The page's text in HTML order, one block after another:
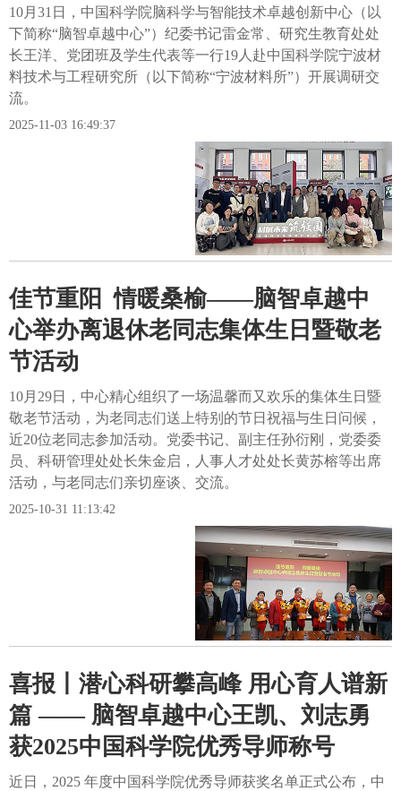
10月31日，中国科学院脑科学与智能技术卓越创新中心（以
下简称“脑智卓越中心”）纪委书记雷金常、研究生教育处处
长王洋、党团班及学生代表等一行19人赴中国科学院宁波材
料技术与工程研究所（以下简称“宁波材料所”）开展调研交
流。
2025-11-03 16:49:37
佳节重阳 情暖桑榆——脑智卓越中
心举办离退休老同志集体生日暨敬老
节活动
10月29日，中心精心组织了一场温馨而又欢乐的集体生日暨
敬老节活动，为老同志们送上特别的节日祝福与生日问候，
近20位老同志参加活动。党委书记、副主任孙衍刚，党委委
员、科研管理处处长朱金启，人事人才处处长黄苏榕等出席
活动，与老同志们亲切座谈、交流。
2025-10-31 11:13:42
喜报丨潜心科研攀高峰 用心育人谱新
篇 —— 脑智卓越中心王凯、刘志勇
获2025中国科学院优秀导师称号
近日，2025 年度中国科学院优秀导师获奖名单正式公布，中